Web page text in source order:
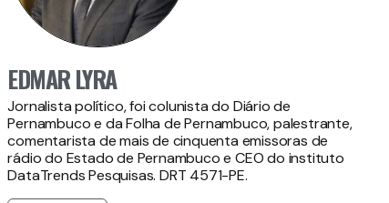
EDMAR LYRA
Jornalista político, foi colunista do Diário de
Pernambuco e da Folha de Pernambuco, palestrante,
comentarista de mais de cinquenta emissoras de
rádio do Estado de Pernambuco e CEO do instituto
DataTrends Pesquisas. DRT 4571-PE.